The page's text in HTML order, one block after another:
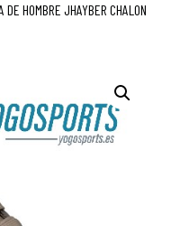
HOMBRE JHAYBER CHALON